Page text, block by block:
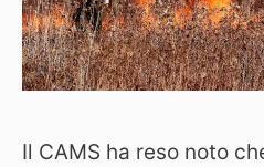
Il CAMS ha reso noto